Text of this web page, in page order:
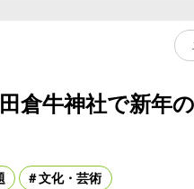
倉牛神社で新年
文化・芸術